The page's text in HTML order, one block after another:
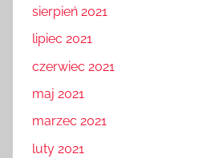
sierpień 2021
lipiec 2021
czerwiec 2021
maj 2021
marzec 2021
luty 2021